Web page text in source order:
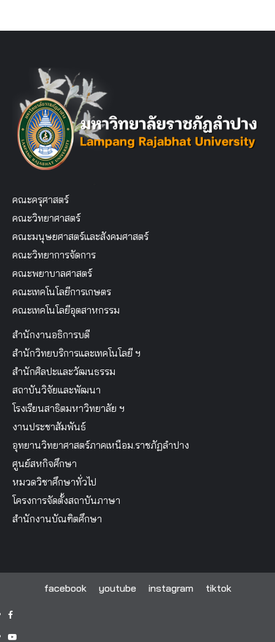
คณะครุศาสตร์
คณะวิทยาศาสตร์
คณะมนุษยศาสตร์และสังคมศาสตร์
คณะวิทยาการจัดการ
คณะพยาบาลศาสตร์
คณะเทคโนโลยีการเกษตร
คณะเทคโนโลยีอุตสาหกรรม
สำนักงานอธิการบดี
สำนักวิทยบริการและเทคโนโลยี ฯ
สำนักศิลปะและวัฒนธรรม
สถาบันวิจัยและพัฒนา
โรงเรียนสาธิตมหาวิทยาลัย ฯ
งานประชาสัมพันธ์
อุทยานวิทยาศาสตร์ภาคเหนือม.ราชภัฏลำปาง
ศูนย์สหกิจศึกษา
หมวดวิชาศึกษาทั่วไป
โครงการจัดตั้งสถาบันภาษา
สำนักงานบัณฑิตศึกษา
facebook youtube instagram tiktok
facebook
youtube